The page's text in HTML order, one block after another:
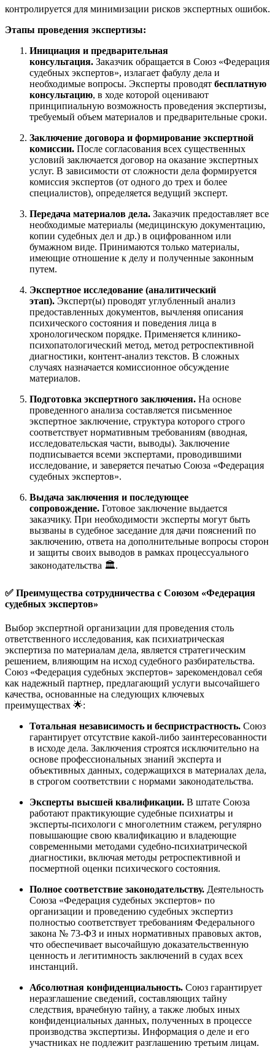
контролируется для минимизации рисков экспертных ошибок.
Этапы проведения экспертизы:
Инициация и предварительная
консультация. Заказчик обращается в Союз «Федерация
судебных экспертов», излагает фабулу дела и
необходимые вопросы. Эксперты проводят бесплатную
консультацию, в ходе которой оценивают
принципиальную возможность проведения экспертизы,
требуемый объем материалов и предварительные сроки.
Заключение договора и формирование экспертной
комиссии. После согласования всех существенных
условий заключается договор на оказание экспертных
услуг. В зависимости от сложности дела формируется
комиссия экспертов (от одного до трех и более
специалистов), определяется ведущий эксперт.
Передача материалов дела. Заказчик предоставляет все
необходимые материалы (медицинскую документацию,
копии судебных дел и др.) в оцифрованном или
бумажном виде. Принимаются только материалы,
имеющие отношение к делу и полученные законным
путем.
Экспертное исследование (аналитический
этап). Эксперт(ы) проводят углубленный анализ
предоставленных документов, вычленяя описания
психического состояния и поведения лица в
хронологическом порядке. Применяется клинико-
психопатологический метод, метод ретроспективной
диагностики, контент-анализ текстов. В сложных
случаях назначается комиссионное обсуждение
материалов.
Подготовка экспертного заключения. На основе
проведенного анализа составляется письменное
экспертное заключение, структура которого строго
соответствует нормативным требованиям (вводная,
исследовательская части, выводы). Заключение
подписывается всеми экспертами, проводившими
исследование, и заверяется печатью Союза «Федерация
судебных экспертов».
Выдача заключения и последующее
сопровождение. Готовое заключение выдается
заказчику. При необходимости эксперты могут быть
вызваны в судебное заседание для дачи пояснений по
заключению, ответа на дополнительные вопросы сторон
и защиты своих выводов в рамках процессуального
законодательства 🏛️.
✅ Преимущества сотрудничества с Союзом «Федерация
судебных экспертов»
Выбор экспертной организации для проведения столь
ответственного исследования, как психиатрическая
экспертиза по материалам дела, является стратегическим
решением, влияющим на исход судебного разбирательства.
Союз «Федерация судебных экспертов» зарекомендовал себя
как надежный партнер, предлагающий услуги высочайшего
качества, основанные на следующих ключевых
преимуществах 🌟:
Тотальная независимость и беспристрастность. Союз
гарантирует отсутствие какой-либо заинтересованности
в исходе дела. Заключения строятся исключительно на
основе профессиональных знаний эксперта и
объективных данных, содержащихся в материалах дела,
в строгом соответствии с нормами законодательства.
Эксперты высшей квалификации. В штате Союза
работают практикующие судебные психиатры и
эксперты-психологи с многолетним стажем, регулярно
повышающие свою квалификацию и владеющие
современными методами судебно-психиатрической
диагностики, включая методы ретроспективной и
посмертной оценки психического состояния.
Полное соответствие законодательству. Деятельность
Союза «Федерация судебных экспертов» по
организации и проведению судебных экспертиз
полностью соответствует требованиям Федерального
закона № 73-ФЗ и иных нормативных правовых актов,
что обеспечивает высочайшую доказательственную
ценность и легитимность заключений в судах всех
инстанций.
Абсолютная конфиденциальность. Союз гарантирует
неразглашение сведений, составляющих тайну
следствия, врачебную тайну, а также любых иных
конфиденциальных данных, полученных в процессе
производства экспертизы. Информация о деле и его
участниках не подлежит разглашению третьим лицам.